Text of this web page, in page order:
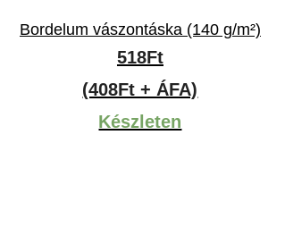
Bordelum vászontáska (140 g/m²)
518Ft
(408Ft + ÁFA)
Készleten